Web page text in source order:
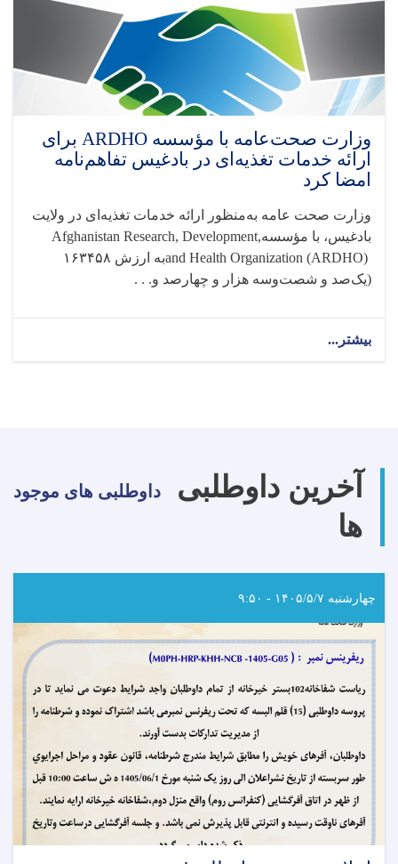
تجهیزات
طبی،
ادویه
وسایل
تشخیصی
به
صحت‌عامه
ولایت
بغلان
کرد
وزارت صحت‌عامه با مؤسسه ARDHO برای
ارائه خدمات تغذیه‌ای در بادغیس تفاهم‌نامه
امضا کرد
وزارت صحت عامه به‌منظور ارائه خدمات تغذیه‌ای در ولایت
بادغیس، با مؤسسهAfghanistan Research, Development,
and Health Organization (ARDHO)
به ارزش ۱۶۳۴۵۸
(یک‌صد و شصت‌وسه هزار و چهارصد و. . .
بیشتر...
تغذیه‌ای
امضا
آخرین داوطلبی
ها
داوطلبی های موجود
چهارشنبه ۱۴۰۵/۵/۷ - ۹:۵۰